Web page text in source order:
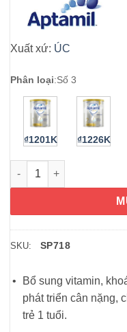
Xuất xứ: ÚC
Phân loại:Số 3
₫1201K ₫1226K
Sữa bột Số 3 cho trẻ 1
SKU: SP718
Bổ sung vitamin,
phát triển cân nặng,
trẻ 1 tuổi.